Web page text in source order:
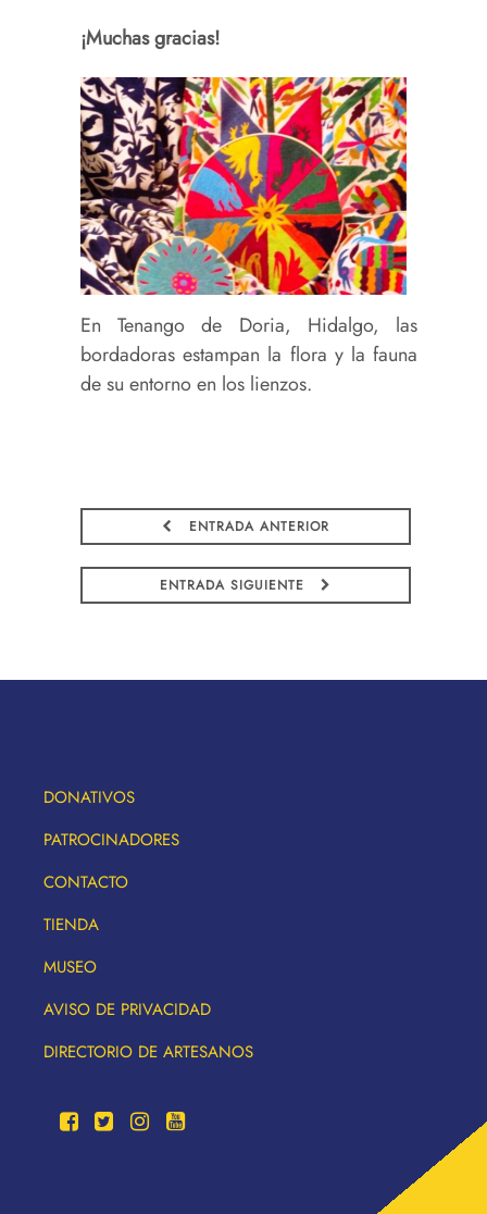
¡Muchas gracias!
En Tenango de Doria, Hidalgo, las
bordadoras estampan la flora y la fauna
de su entorno en los lienzos.
ENTRADA ANTERIOR
ENTRADA SIGUIENTE
DONATIVOS
PATROCINADORES
CONTACTO
TIENDA
MUSEO
AVISO DE PRIVACIDAD
DIRECTORIO DE ARTESANOS